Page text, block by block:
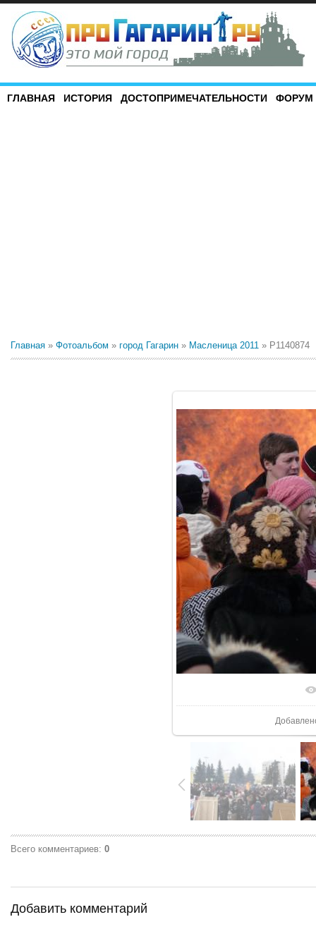
ГЛАВНАЯ ИСТОРИЯ ДОСТОПРИМЕЧАТЕЛЬНОСТИ ФОРУМ
Главная » Фотоальбом » город Гагарин » Масленица 2011 » P1140874
В
Всего комментариев: 0
Добавить комментарий